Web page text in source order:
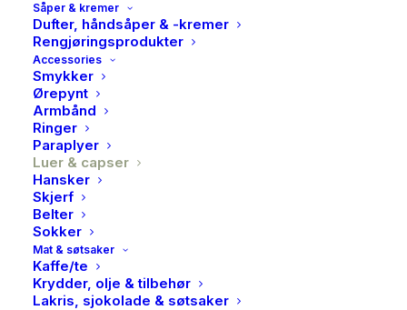
Såper & kremer
Dufter, håndsåper & -kremer
Rengjøringsprodukter
Accessories
Smykker
Ørepynt
Armbånd
Ringer
Paraplyer
Luer & capser
Hansker
Skjerf
Belter
Sokker
Mat & søtsaker
Kaffe/te
Krydder, olje & tilbehør
Lakris, sjokolade & søtsaker
Barbour, Carlton beanie
hat, green
800,00
Carlton Beanie er en lue av ullblanding (80 %) og har et
oppvarmet fleecefôr inni for ekstra komfortabel
komfort. Stilig detalj i form av Barbour-logoen i skinn
på kanten.
Materiale: 80% ull, 20% polyamid